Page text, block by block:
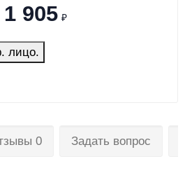
1 905 ₽
лицо.
0 Задать вопрос